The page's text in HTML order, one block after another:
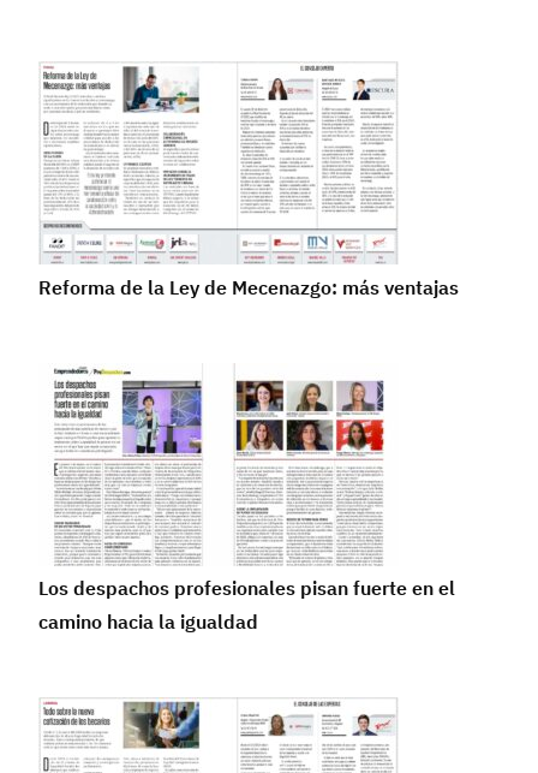
Reforma de la Ley de Mecenazgo: más ventajas
Los despachos profesionales pisan fuerte en el
camino hacia la igualdad